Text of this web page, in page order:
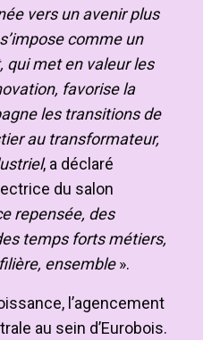
vers un avenir plus
comme un
qui met en valeur les
favorise la
les transitions de
au transformateur,
, a déclaré
du salon
repensée, des
temps forts métiers,
ensemble».
l’agencement
au sein d’Eurobois.